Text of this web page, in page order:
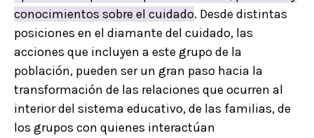
conocimientos sobre el cuidado. Desde distintas
posiciones en el diamante del cuidado, las
acciones que incluyen a este grupo de la
población, pueden ser un gran paso hacia la
transformación de las relaciones que ocurren al
interior del sistema educativo, de las familias, de
los grupos con quienes interactúan